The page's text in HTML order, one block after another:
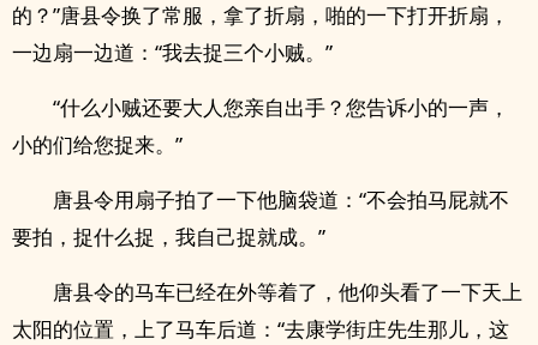
的？”唐县令换了常服，拿了折扇，啪的一下打开折扇，
一边扇一边道：“我去捉三个小贼。”
“什么小贼还要大人您亲自出手？您告诉小的一声，
小的们给您捉来。”
唐县令用扇子拍了一下他脑袋道：“不会拍马屁就不
要拍，捉什么捉，我自己捉就成。”
唐县令的马车已经在外等着了，他仰头看了一下天上
太阳的位置，上了马车后道：“去康学街庄先生那儿，这